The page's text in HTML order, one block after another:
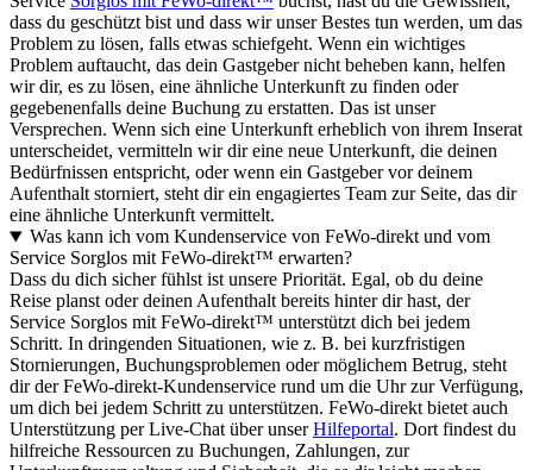
dass du geschützt bist und dass wir unser Bestes tun werden, um das
Problem zu lösen, falls etwas schiefgeht. Wenn ein wichtiges
Problem auftaucht, das dein Gastgeber nicht beheben kann, helfen
wir dir, es zu lösen, eine ähnliche Unterkunft zu finden oder
gegebenenfalls deine Buchung zu erstatten. Das ist unser
Versprechen. Wenn sich eine Unterkunft erheblich von ihrem Inserat
unterscheidet, vermitteln wir dir eine neue Unterkunft, die deinen
Bedürfnissen entspricht, oder wenn ein Gastgeber vor deinem
Aufenthalt storniert, steht dir ein engagiertes Team zur Seite, das dir
eine ähnliche Unterkunft vermittelt.
Was kann ich vom Kundenservice von FeWo-direkt und vom
Service Sorglos mit FeWo-direkt™ erwarten?
Dass du dich sicher fühlst ist unsere Priorität. Egal, ob du deine
Reise planst oder deinen Aufenthalt bereits hinter dir hast, der
Service Sorglos mit FeWo-direkt™ unterstützt dich bei jedem
Schritt. In dringenden Situationen, wie z. B. bei kurzfristigen
Stornierungen, Buchungsproblemen oder möglichem Betrug, steht
dir der FeWo-direkt-Kundenservice rund um die Uhr zur Verfügung,
um dich bei jedem Schritt zu unterstützen. FeWo-direkt bietet auch
Unterstützung per Live-Chat über unserHilfeportal. Dort findest du
hilfreiche Ressourcen zu Buchungen, Zahlungen, zur